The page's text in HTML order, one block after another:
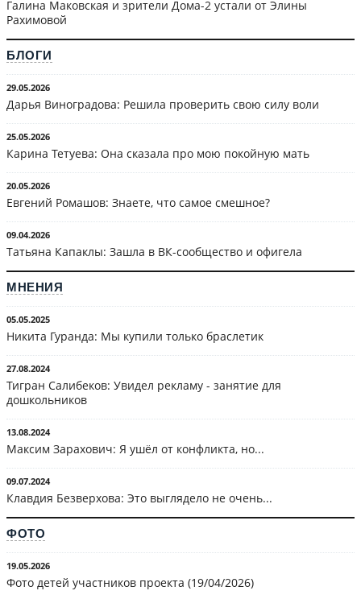
Галина Маковская и зрители Дома-2 устали от Элины
Рахимовой
БЛОГИ
29.05.2026
Дарья Виноградова: Решила проверить свою силу воли
25.05.2026
Карина Тетуева: Она сказала про мою покойную мать
20.05.2026
Евгений Ромашов: Знаете, что самое смешное?
09.04.2026
Татьяна Капаклы: Зашла в ВК-сообщество и офигела
МНЕНИЯ
05.05.2025
Никита Гуранда: Мы купили только браслетик
27.08.2024
Тигран Салибеков: Увидел рекламу - занятие для
дошкольников
13.08.2024
Максим Зарахович: Я ушёл от конфликта, но...
09.07.2024
Клавдия Безверхова: Это выглядело не очень...
ФОТО
19.05.2026
Фото детей участников проекта (19/04/2026)